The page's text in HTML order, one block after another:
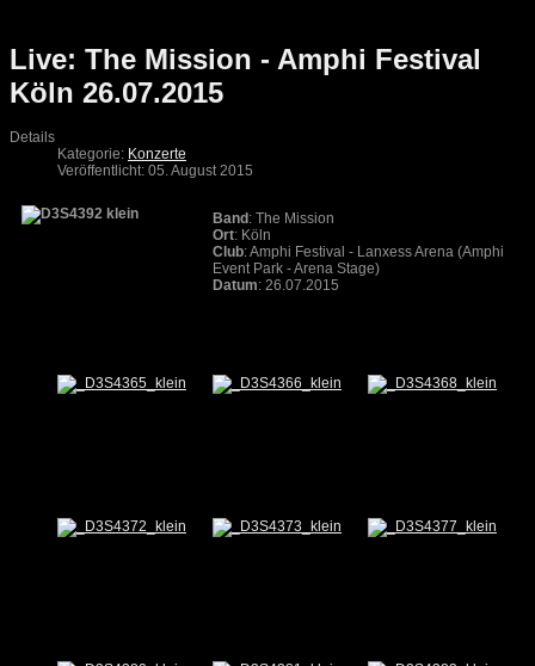
Live: The Mission - Amphi Festival
Köln 26.07.2015
Details
Kategorie: Konzerte
Veröffentlicht: 05. August 2015
Band : The Mission
Ort: Köln
Club: Amphi Festival - Lanxess Arena (Amphi
Event Park - Arena Stage)
Datum: 26.07.2015